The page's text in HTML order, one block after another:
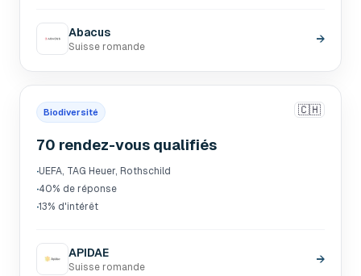
Abacus
Suisse romande
→
Biodiversité 🇨🇭
70 rendez-vous qualifiés
·UEFA, TAG Heuer, Rothschild
·40% de réponse
·13% d'intérêt
APIDAE
Suisse romande
→